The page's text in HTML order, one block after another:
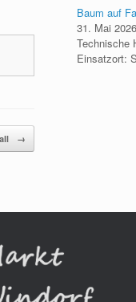
→
Baum auf
31. Mai 2026
Technische
Einsatzort: